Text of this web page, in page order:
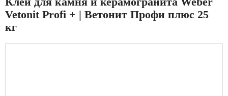
Доставка
Vetonit Profi + | Ветонит Профи плюс 25
кг